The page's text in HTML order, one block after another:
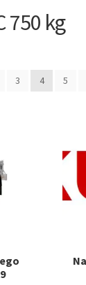
750 kg
3 4 5